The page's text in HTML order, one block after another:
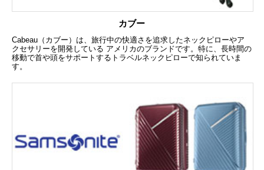
カブー
Cabeau（カブー）は、旅行中の快適さを追求したネックピローやア
クセサリーを開発している アメリカのブランドです。特に、長時間の
移動で首や頭をサポートするトラベルネックピローで知られていま
す。